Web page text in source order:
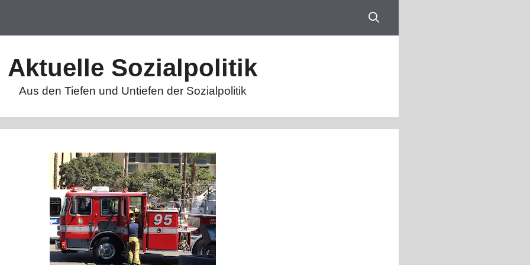
Aktuelle Sozialpolitik
Aus den Tiefen und Untiefen der Sozialpolitik